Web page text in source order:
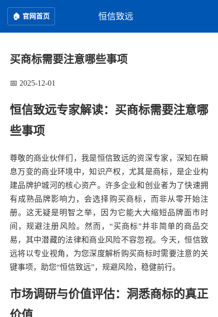
🏠 官网首页 恒信致远
买商标需要注意哪些事项
📅 2025-12-01
恒信致远专家解读：买商标需要注意哪
些事项
尊敬的商业伙伴们，我是恒信致远的资深专家，深知在瞬
息万变的商业环境中，知识产权，尤其是商标，是企业构
建品牌护城河的核心资产。许多企业和创业者为了快速拥
有成熟品牌影响力，会选择购买商标，而非从零开始注
册。这无疑是明智之举，因为它能大大缩短品牌面市时
间，规避注册风险。然而，“买商标”并非简单的商品交
易，其中潜藏的法律和商业风险不容忽视。今天，恒信致
远将以专业视角，为您深度解析购买商标时需要注意的关
键事项，助您“恒信致远”，规避风险，稳健前行。
市场调研与价值评估：洞悉商标的真正